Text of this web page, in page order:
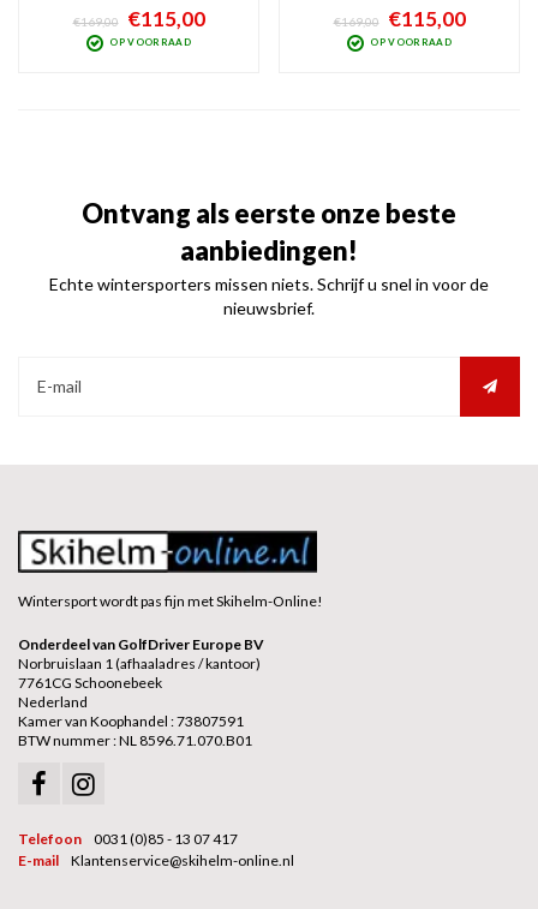
ruggengraat tegen ernstige
verwondingen bij vallen, stoten of
botsingen. Dit vest bevat Prolan wol
€169,00 €115,00
OP VOORRAAD
ruggengraat tegen ernstige
verwondingen bij vallen, stoten of
botsingen. Dit vest bevat Prolan wol
€169,00 €115,00
OP VOORRAAD
Ontvang als eerste onze beste
aanbiedingen!
Echte wintersporters missen niets. Schrijf u snel in voor de
nieuwsbrief.
Wintersport wordt pas fijn met Skihelm-Online!
Onderdeel van GolfDriver Europe BV
Norbruislaan 1 (afhaaladres / kantoor)
7761CG Schoonebeek
Nederland
Kamer van Koophandel : 73807591
BTW nummer : NL 8596.71.070.B01
Telefoon
0031 (0)85 - 13 07 417
E-mail
Klantenservice@skihelm-online.nl